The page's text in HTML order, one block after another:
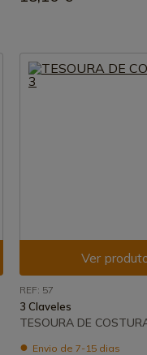
Ver
REF: 57
3 Claveles
TESOURA DE
Envio de 7-15 dias